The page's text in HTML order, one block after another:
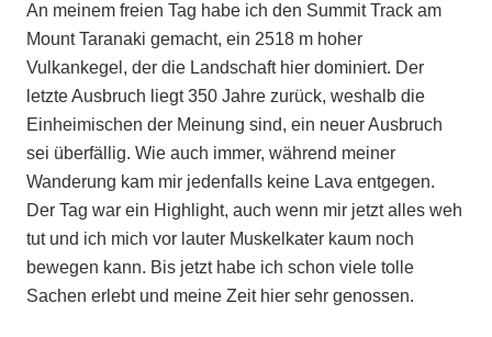
An meinem freien Tag habe ich den Summit Track am
Mount Taranaki gemacht, ein 2518 m hoher
Vulkankegel, der die Landschaft hier dominiert. Der
letzte Ausbruch liegt 350 Jahre zurück, weshalb die
Einheimischen der Meinung sind, ein neuer Ausbruch
sei überfällig. Wie auch immer, während meiner
Wanderung kam mir jedenfalls keine Lava entgegen.
Der Tag war ein Highlight, auch wenn mir jetzt alles weh
tut und ich mich vor lauter Muskelkater kaum noch
bewegen kann. Bis jetzt habe ich schon viele tolle
Sachen erlebt und meine Zeit hier sehr genossen.